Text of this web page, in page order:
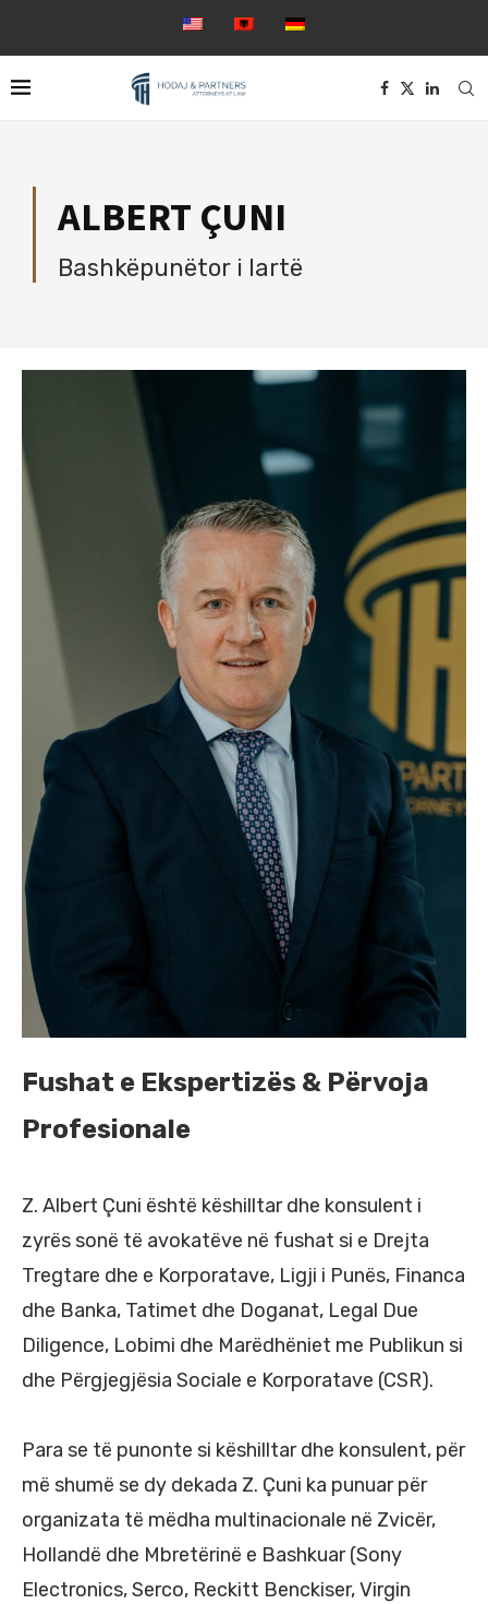
ALBERT ÇUNI
Bashkëpunëtor i lartë
Fushat e Ekspertizës & Përvoja
Profesionale
Z. Albert Çuni është këshilltar dhe konsulent i
zyrës sonë të avokatëve në fushat si e Drejta
Tregtare dhe e Korporatave, Ligji i Punës, Financa
dhe Banka, Tatimet dhe Doganat, Legal Due
Diligence, Lobimi dhe Marëdhëniet me Publikun si
dhe Përgjegjësia Sociale e Korporatave (CSR).
Para se të punonte si këshilltar dhe konsulent, për
më shumë se dy dekada Z. Çuni ka punuar për
organizata të mëdha multinacionale në Zvicër,
Hollandë dhe Mbretërinë e Bashkuar (Sony
Electronics, Serco, Reckitt Benckiser, Virgin